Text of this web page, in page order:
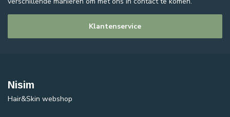
Klantenservice
Nisim
Hair&Skin webshop